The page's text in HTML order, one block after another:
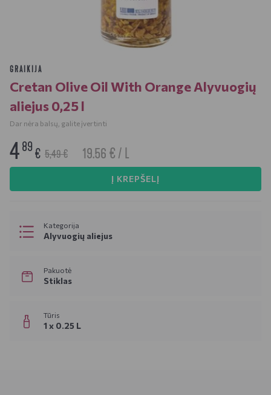
GRAIKIJA
Cretan Olive Oil With Orange Alyvuogių
aliejus 0,25 l
Dar nėra balsų, galite įvertinti
489€ 5,49 € 19.56 € / L
Į KREPŠELĮ
Kategorija
Alyvuogių aliejus
Pakuotė
Stiklas
Tūris
1 x 0.25 L